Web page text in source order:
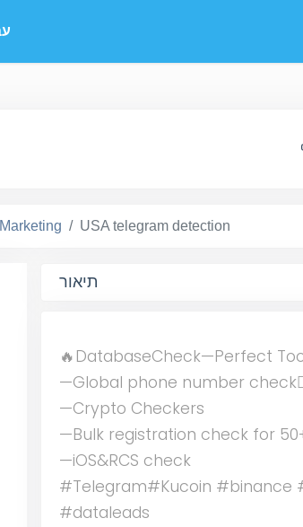
Marketing USA telegram detection
תיאור
🔥DatabaseCheck—Perfect
—Global phone number
—Crypto Checkers
—Bulk registration check for
—iOS&RCS check
#Telegram#Kucoin #binance
#dataleads